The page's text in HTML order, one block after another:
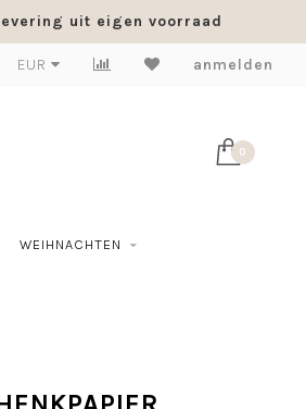
uit eigen voorraad
EUR anmelden
0
WEIHNACHTEN